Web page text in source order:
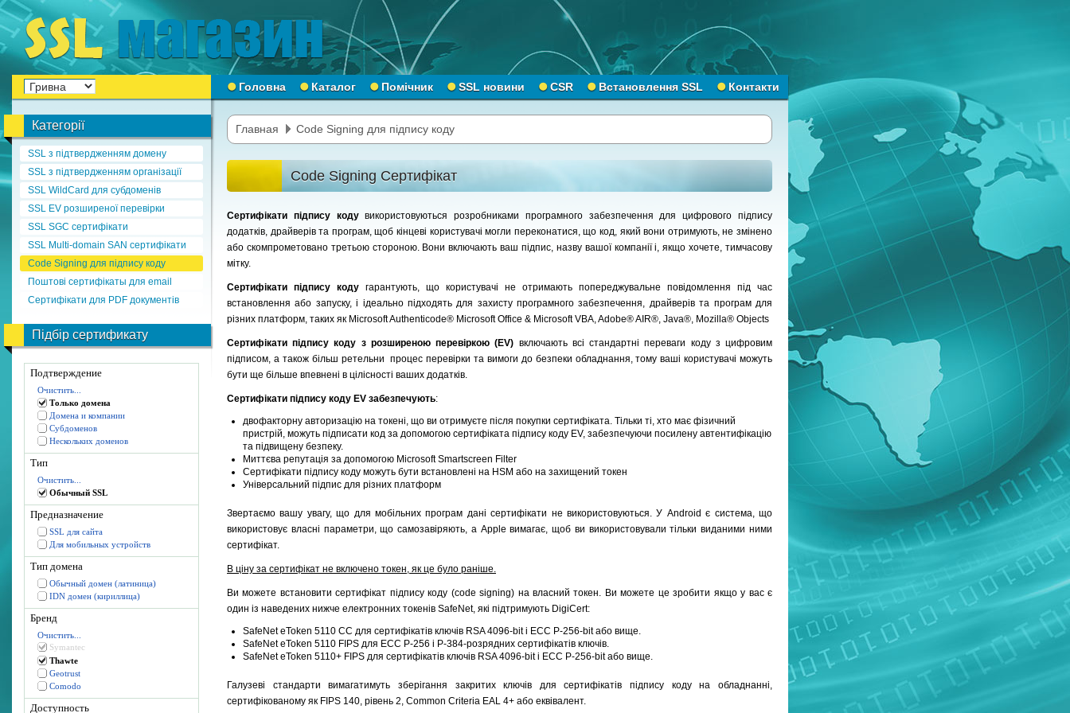
Головна Каталог Помічник SSL новини CSR Встановлення SSL Контакти
Категорії
SSL з підтвердженням домену
SSL з підтвердженням організації
SSL WildCard для субдоменів
SSL EV розширеної перевірки
SSL SGC сертифікати
SSL Multi-domain SAN сертифікати
Code Signing для підпису коду
Поштові сертифікаты для email
Сертифікати для PDF документів
Підбір сертификату
Подтверждение
Очистить...
Только домена
Домена и компании
Субдоменов
Нескольких доменов
Тип
Очистить...
Обычный SSL
Предназначение
SSL для сайта
Для мобильных устройств
Тип домена
Обычный домен (латиница)
IDN домен (кириллица)
Бренд
Очистить...
Symantec
Thawte
Geotrust
Comodo
Доступность
Главная Code Signing для підпису коду
Code Signing Сертифікат
Сертифікати підпису кодувикористовуються розробниками програмного забезпечення для цифрового підпису
додатків, драйверів та програм, щоб кінцеві користувачі могли переконатися, що код, який вони отримують, не змінено
або скомпрометовано третьою стороною. Вони включають ваш підпис, назву вашої компанії і, якщо хочете, тимчасову
мітку.
Сертифікати підпису коду гарантують, що користувачі не отримають попереджувальне повідомлення під час
встановлення або запуску, і ідеально підходять для захисту програмного забезпечення, драйверів та програм для
різних платформ, таких як Microsoft Authenticode® Microsoft Office & Microsoft VBA, Adobe® AIR®, Java®, Mozilla® Objects
Сертифікати підпису коду з розширеною перевіркою (EV) включають всі стандартні переваги коду з цифровим
підписом, а також більш ретельни процес перевірки та вимоги до безпеки обладнання, тому ваші користувачі можуть
бути ще більше впевнені в цілісності ваших додатків.
Сертифікати підпису коду EV забезпечують:
двофакторну авторизацію на токені, що ви отримуєте після покупки сертифіката. Тільки ті, хто має фізичний
пристрій, можуть підписати код за допомогою сертифіката підпису коду EV, забезпечуючи посилену автентифікацію
та підвищену безпеку.
Миттєва репутація за допомогою Microsoft Smartscreen Filter
Сертифікати підпису коду можуть бути встановлені на HSM або на захищений токен
Універсальний підпис для різних платформ
Звертаємо вашу увагу, що для мобільних програм дані сертифікати не використовуються. У Android є система, що
використовує власні параметри, що самозавіряють, а Apple вимагає, щоб ви використовували тільки виданими ними
сертифікат.
В ціну за сертифікат не включено токен, як це було раніше.
Ви можете встановити сертифікат підпису коду (code signing) на власний токен. Ви можете це зробити якщо у вас є
один із наведених нижче електронних токенів SafeNet, які підтримують DigiCert:
SafeNet eToken 5110 CC для сертифікатів ключів RSA 4096-bit і ECC P-256-bit або вище.
SafeNet eToken 5110 FIPS для ECC P-256 і P-384-розрядних сертифікатів ключів.
SafeNet eToken 5110+ FIPS для сертифікатів ключів RSA 4096-bit і ECC P-256-bit або вище.
Галузеві стандарти вимагатимуть зберігання закритих ключів для сертифікатів підпису коду на обладнанні,
сертифікованому як FIPS 140, рівень 2, Common Criteria EAL 4+ або еквівалент.